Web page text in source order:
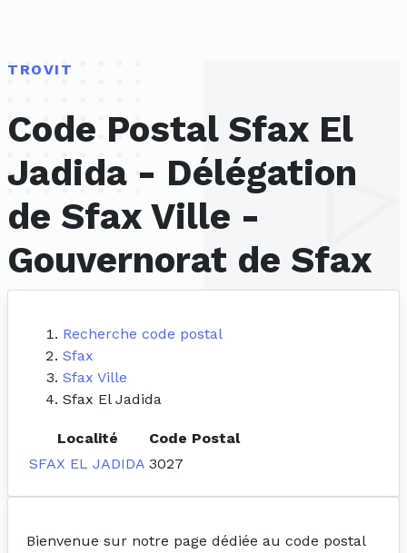
TROVIT
Code Postal Sfax El
Jadida - Délégation
de Sfax Ville -
Gouvernorat de Sfax
Recherche code postal
Sfax
Sfax Ville
Sfax El Jadida
Localité
Code Postal
SFAX EL JADIDA 3027
Bienvenue sur notre page dédiée au code postal